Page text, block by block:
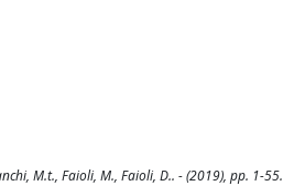
M.t., Faioli, M., Faioli, D.. - (2019), pp. 1-55.